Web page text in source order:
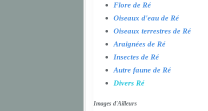
Flore de Ré
Oiseaux d'eau de Ré
Oiseaux terrestres de Ré
Araignées de Ré
Insectes de Ré
Autre faune de Ré
Divers Ré
Images d'Ailleurs